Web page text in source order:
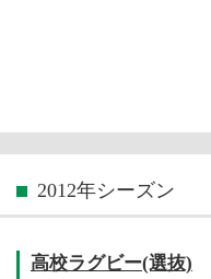
2012年シーズン
高校ラグビー(選抜)